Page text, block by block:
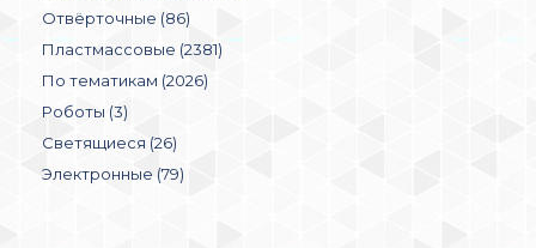
Отвёрточные (86)
Пластмассовые (2381)
По тематикам (2026)
Роботы (3)
Светящиеся (26)
Электронные (79)